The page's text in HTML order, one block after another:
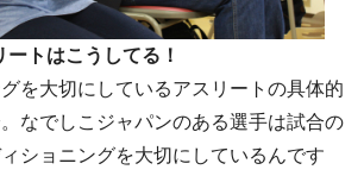
トはこうしてる！
を大切にしているアスリートの具体的
なでしこジャパンのある選手は試合の
ショニングを大切にしているんです